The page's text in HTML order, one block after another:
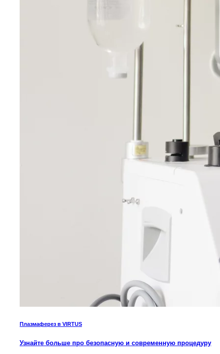
Плазмаферез в VIRTUS
Узнайте больше про безопасную и современную процедуру